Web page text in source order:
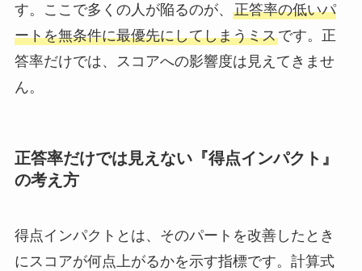
す。ここで多くの人が陥るのが、 正答率の低いパ
ートを無条件に最優先にしてしまうミスです。正
答率だけでは、スコアへの影響度は見えてきませ
ん。
正答率だけでは見えない『得点インパクト』
の考え方
得点インパクトとは、そのパートを改善したとき
にスコアが何点上がるかを示す指標です。計算式